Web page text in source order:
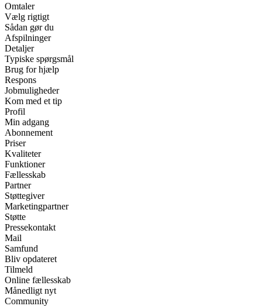
Omtaler
Vælg rigtigt
Sådan gør du
Afspilninger
Detaljer
Typiske spørgsmål
Brug for hjælp
Respons
Jobmuligheder
Kom med et tip
Profil
Min adgang
Abonnement
Priser
Kvaliteter
Funktioner
Fællesskab
Partner
Støttegiver
Marketingpartner
Støtte
Pressekontakt
Mail
Samfund
Bliv opdateret
Tilmeld
Online fællesskab
Månedligt nyt
Community